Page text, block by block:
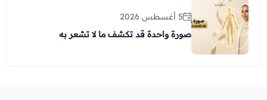
5 أغسطس 2026
صورة واحدة قد تكشف ما لا تشعر به